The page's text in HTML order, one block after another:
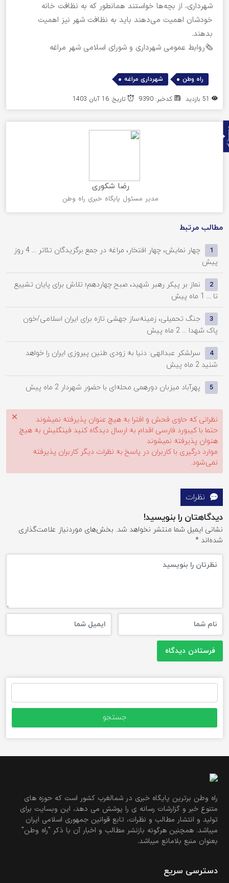
شهرداری، از بچه‌ها خواستند همانطور که به نظافت خانه
خودشان اهمیت می‌دهند باید به نظافت شهر نیز اهمیت
بدهند.
🗞روابط عمومی شهرداری و شورای اسلامی شهر مراغه
راه وطن , شهرداری مراغه
کدخبر: 9390 تاریخ: 16 آبان 1403
رضا شکوری
مدیر مسئول پایگاه خبری راه وطن
مطالب مرتبط
1 چهار نمایش، چهار افتخار، مراغه در جمع برگزیدگان تئاتر ...
4 روز
پیش
2
نماز بر پیکر رهبر شهید، صبح چهاردهم؛ تلاش برای پایان تشییع
تا ... 1 ماه پیش
3
جنگ تحمیلی، زمینه‌ساز جهشی تازه برای ایران اسلامی/خون
پاک شهدا ... 2 ماه پیش
4
سرلشکر عبدالهی: دنیا به زودی طنین پیروزی ایران را خواهد
شنید 2 ماه پیش
5 پهرآباد میزبان دورهمی محله‌ای با حضور شهردار 2 ماه پیش
نظراتی که حاوی فحش و افترا به هیچ عنوان پذیرفته نمیشوند
حتما با کیبورد فارسی اقدام به ارسال دیدگاه کنید فینگلیش به هیچ
هنوان پذیرفته نمیشوند
موارد درگیری با کاربران در پاسخ به نظرات دیگر کاربران پذیرفته
نمی‌شود.
نظرات
دیدگاهتان را بنویسید!
نشانی ایمیل شما منتشر نخواهد شد. بخش‌های موردنیاز علامت‌گذاری
شده‌اند *
برای:
راه وطن برترین پایگاه خبری در شمالغرب کشور است که حوزه های
متنوع خبر و گزارشات رسانه ی را پوشش می دهد، این وبسایت برای
تولید و انتشار مطالب و نظرات، تابع قوانین جمهوری اسلامی ایران
میباشد. همچنین هرگونه بازنشر مطالب و اخبار آن با ذکر "راه وطن"
بعنوان منبع بلامانع میباشد.
دسترسی سریع